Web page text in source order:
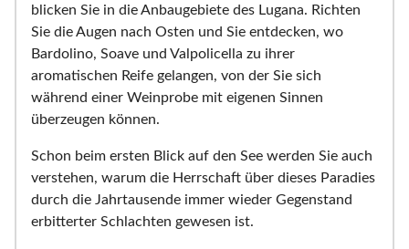
blicken Sie in die Anbaugebiete des Lugana. Richten
Sie die Augen nach Osten und Sie entdecken, wo
Bardolino, Soave und Valpolicella zu ihrer
aromatischen Reife gelangen, von der Sie sich
während einer Weinprobe mit eigenen Sinnen
überzeugen können.
Schon beim ersten Blick auf den See werden Sie auch
verstehen, warum die Herrschaft über dieses Paradies
durch die Jahrtausende immer wieder Gegenstand
erbitterter Schlachten gewesen ist.